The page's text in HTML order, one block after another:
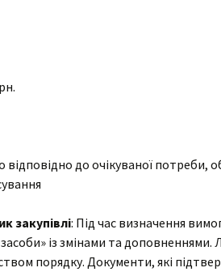
відповідно до очікуваної
закупівлі: Під час визначення
із змінами та
порядку. Документи, які